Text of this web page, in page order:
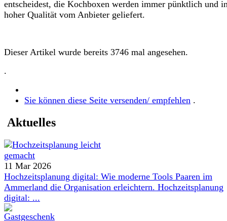
entscheidest, die Kochboxen werden immer pünktlich und
hoher Qualität vom Anbieter geliefert.
Dieser Artikel wurde bereits 3746 mal angesehen.
.
Sie können diese Seite versenden/ empfehlen .
Aktuelles
11 Mar 2026
Hochzeitsplanung digital: Wie moderne Tools Paaren im
Ammerland die Organisation erleichtern. Hochzeitsplanung
digital: ...